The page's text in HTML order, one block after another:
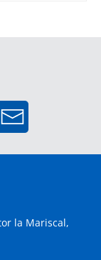
la Mariscal,